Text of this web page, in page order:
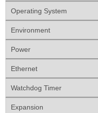
Operating System
Environment
Power
Ethernet
Watchdog Timer
Expansion